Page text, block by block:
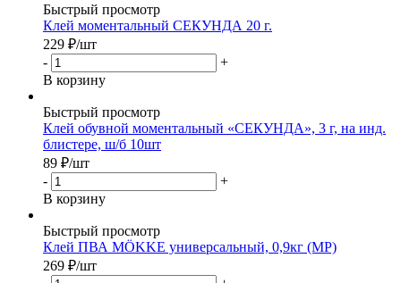
Быстрый просмотр
Клей моментальный СЕКУНДА 20 г.
229 ₽/шт
-
+
В корзину
Быстрый просмотр
Клей обувной моментальный «СЕКУНДА», 3 г, на инд.
блистере, ш/б 10шт
89 ₽/шт
-
+
В корзину
Быстрый просмотр
Клей ПВА MÖKKE универсальный, 0,9кг (МР)
269 ₽/шт